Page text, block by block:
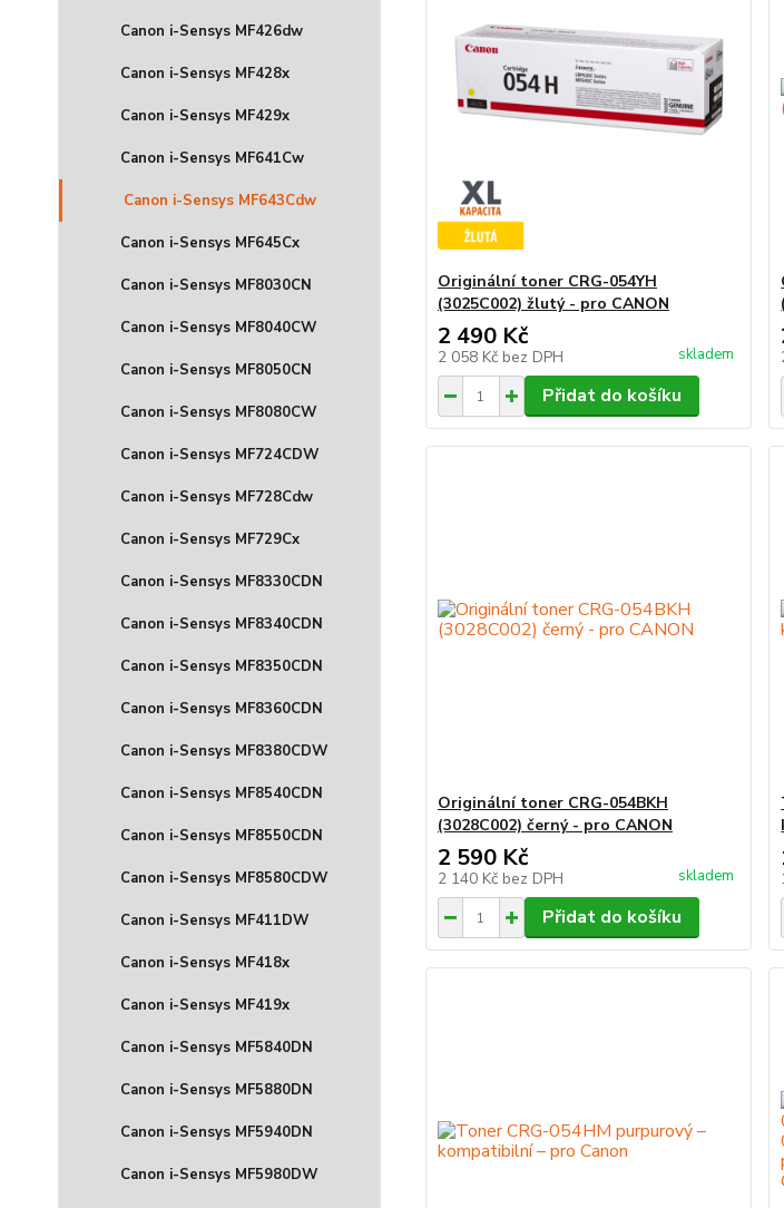
Canon i-Sensys MF426dw
Canon i-Sensys MF428x
Canon i-Sensys MF429x
Canon i-Sensys MF641Cw
Canon i-Sensys MF643Cdw
Canon i-Sensys MF645Cx
Canon i-Sensys MF8030CN
Canon i-Sensys MF8040CW
Canon i-Sensys MF8050CN
Canon i-Sensys MF8080CW
Canon i-Sensys MF724CDW
Canon i-Sensys MF728Cdw
Canon i-Sensys MF729Cx
Canon i-Sensys MF8330CDN
Canon i-Sensys MF8340CDN
Canon i-Sensys MF8350CDN
Canon i-Sensys MF8360CDN
Canon i-Sensys MF8380CDW
Canon i-Sensys MF8540CDN
Canon i-Sensys MF8550CDN
Canon i-Sensys MF8580CDW
Canon i-Sensys MF411DW
Canon i-Sensys MF418x
Canon i-Sensys MF419x
Canon i-Sensys MF5840DN
Canon i-Sensys MF5880DN
Canon i-Sensys MF5940DN
Canon i-Sensys MF5980DW
Originální toner CRG-054YH
(3025C002) žlutý - pro CANON
2 490 Kč
2 058 Kč bez DPH skladem
Přidat do košíku
Originální toner CRG-054BKH
(3028C002) černý - pro CANON
2 590 Kč
2 140 Kč bez DPH skladem
Přidat do košíku